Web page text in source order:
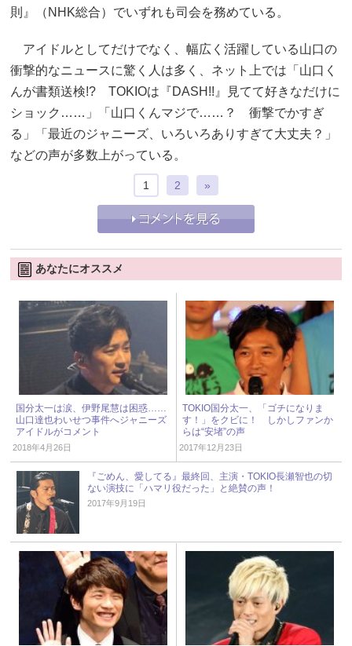
則』（NHK総合）でいずれも司会を務めている。
アイドルとしてだけでなく、幅広く活躍している山口の
衝撃的なニュースに驚く人は多く、ネット上では「山口く
んが書類送検!? TOKIOは『DASH!!』見てて好きなだけに
ショック……」「山口くんマジで……？ 衝撃でかすぎ
る」「最近のジャニーズ、いろいろありすぎて大丈夫？」
などの声が多数上がっている。
1 2 »
あなたにオススメ
国分太一は涙、伊野尾慧は困惑……
山口達也わいせつ事件へジャニーズ
アイドルがコメント
2018年4月26日
TOKIO国分太一、「ゴチになりま
す！」をクビに！ しかしファンか
らは“安堵”の声
2017年12月23日
『ごめん、愛してる』最終回、主演・TOKIO長瀬智也の切
ない演技に「ハマリ役だった」と絶賛の声！
2017年9月19日